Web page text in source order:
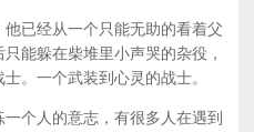
已经从一个只能无助的看着父
能躲在柴堆里小声哭的杂役，
。一个武装到心灵的战士。
个人的意志，有很多人在遇到